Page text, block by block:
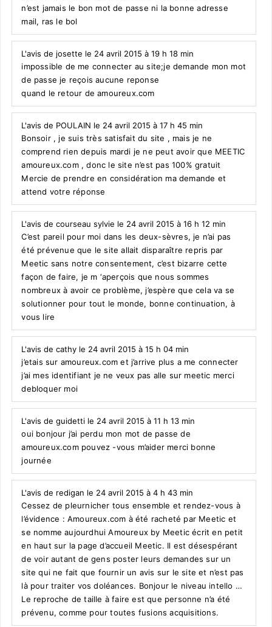
n’est jamais le bon mot de passe ni la bonne adresse
mail, ras le bol
L'avis de josette le 24 avril 2015 à 19 h 18 min
impossible de me connecter au site;je demande mon mot
de passe je reçois aucune reponse
quand le retour de amoureux.com
L'avis de POULAIN le 24 avril 2015 à 17 h 45 min
Bonsoir , je suis très satisfait du site , mais je ne
comprend rien depuis mardi je ne peut avoir que MEETIC
amoureux.com , donc le site n’est pas 100% gratuit
Mercie de prendre en considération ma demande et
attend votre réponse
L'avis de courseau sylvie le 24 avril 2015 à 16 h 12 min
C’est pareil pour moi dans les deux-sèvres, je n’ai pas
été prévenue que le site allait disparaître repris par
Meetic sans notre consentement, c’est bizarre cette
façon de faire, je m ‘aperçois que nous sommes
nombreux à avoir ce problème, j’espère que cela va se
solutionner pour tout le monde, bonne continuation, à
vous lire
L'avis de cathy le 24 avril 2015 à 15 h 04 min
j’etais sur amoureux.com et j’arrive plus a me connecter
j’ai mes identifiant je ne veux pas alle sur meetic merci
debloquer moi
L'avis de guidetti le 24 avril 2015 à 11 h 13 min
oui bonjour j’ai perdu mon mot de passe de
amoureux.com pouvez -vous m’aider merci bonne
journée
L'avis de redigan le 24 avril 2015 à 4 h 43 min
Cessez de pleurnicher tous ensemble et rendez-vous à
l’évidence : Amoureux.com à été racheté par Meetic et
se nomme aujourdhui Amoureux by Meetic écrit en petit
en haut sur la page d’accueil Meetic. Il est désespérant
de voir autant de gens poster leurs demandes sur un
site qui ne fait que fournir un avis sur le site et n’est pas
là pour traiter vos doléances. Bonjour le niveau intello …
Le reproche de taille à faire est que personne n’a été
prévenu, comme pour toutes fusions acquisitions.